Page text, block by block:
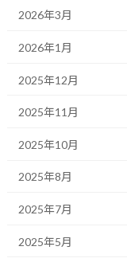
2026年3月
2026年1月
2025年12月
2025年11月
2025年10月
2025年8月
2025年7月
2025年5月